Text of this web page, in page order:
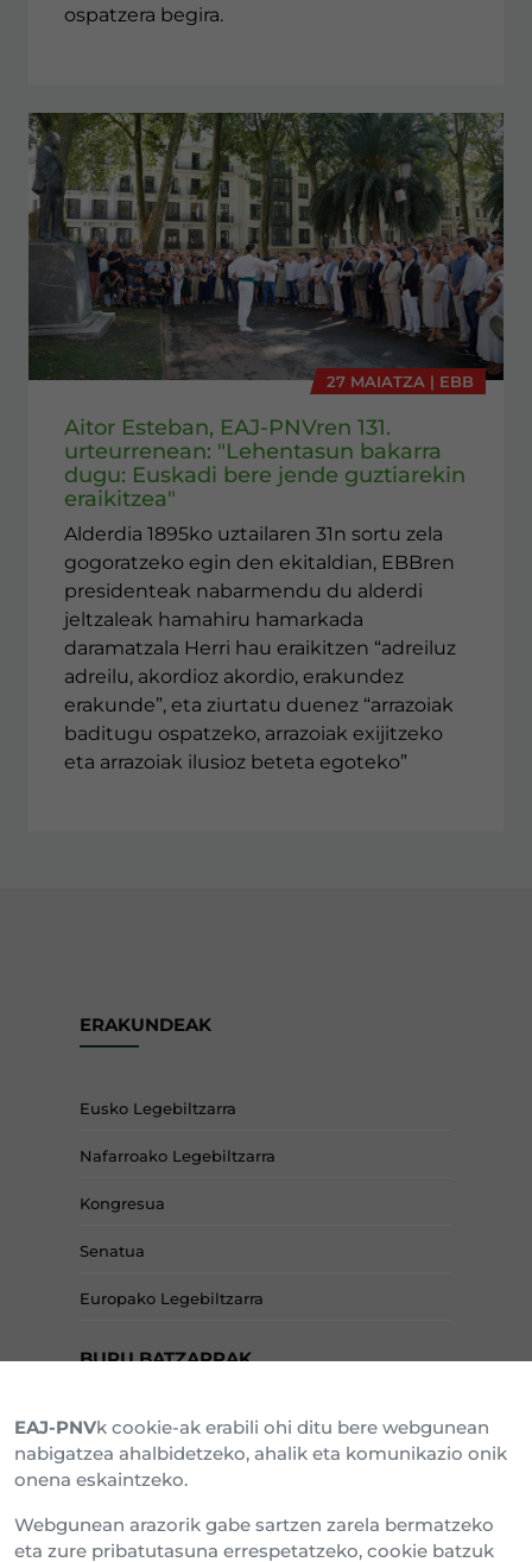
ospatzera begira.
27 MAIATZA | EBB
Aitor Esteban, EAJ-PNVren 131.
urteurrenean: "Lehentasun bakarra
dugu: Euskadi bere jende guztiarekin
eraikitzea"
Alderdia 1895ko uztailaren 31n sortu zela
gogoratzeko egin den ekitaldian, EBBren
presidenteak nabarmendu du alderdi
jeltzaleak hamahiru hamarkada
daramatzala Herri hau eraikitzen “adreiluz
adreilu, akordioz akordio, erakundez
erakunde”, eta ziurtatu duenez “arrazoiak
baditugu ospatzeko, arrazoiak exijitzeko
eta arrazoiak ilusioz beteta egoteko”
ERAKUNDEAK
Eusko Legebiltzarra
Nafarroako Legebiltzarra
Kongresua
Senatua
Europako Legebiltzarra
BURU BATZARRAK
Araba Buru Batzar
Bizkai Buru Batzar
Gipuzko Buru Batzar
EAJ-PNVk cookie-ak erabili ohi ditu bere webgunean
nabigatzea ahalbidetzeko, ahalik eta komunikazio onik
onena eskaintzeko.
Webgunean arazorik gabe sartzen zarela bermatzeko
eta zure pribatutasuna errespetatzeko, cookie batzuk